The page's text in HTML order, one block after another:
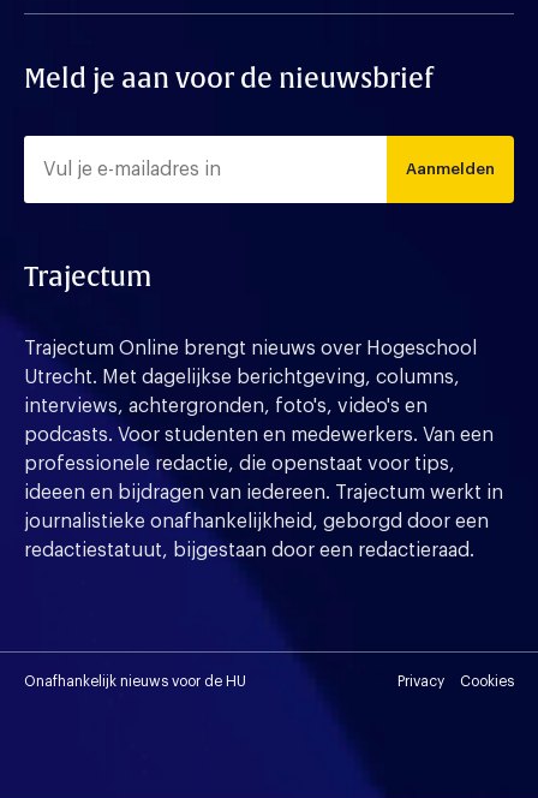
Meld je aan voor de nieuwsbrief
Aanmelden
Trajectum
Trajectum Online brengt nieuws over Hogeschool
Utrecht. Met dagelijkse berichtgeving, columns,
interviews, achtergronden, foto's, video's en
podcasts. Voor studenten en medewerkers. Van een
professionele redactie, die openstaat voor tips,
ideeen en bijdragen van iedereen. Trajectum werkt in
journalistieke onafhankelijkheid, geborgd door een
redactiestatuut, bijgestaan door een redactieraad.
Onafhankelijk nieuws voor de HU Privacy Cookies